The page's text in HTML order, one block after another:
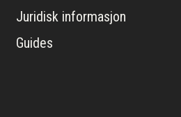
Juridisk informasjon
Guides